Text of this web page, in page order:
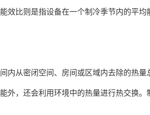
效比则是指设备在一个制冷季节内的平均
从密闭空间、房间或区域内去除的热量
外，还会利用环境中的热量进行热交换。